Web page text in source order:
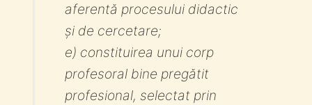
aferentă procesului didactic
și de cercetare;
e) constituirea unui corp
profesoral bine pregătit
profesional, selectat prin